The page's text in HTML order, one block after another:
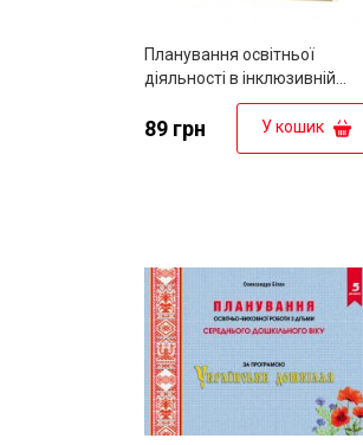
Планування освітньої
діяльності в інклюзивній
групі закладу дошкільної
освіти : методичний посібник
89 грн У кошик